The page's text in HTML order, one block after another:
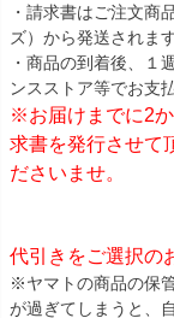
・請求書はご注文商
ズ）から発送されます
・商品の到着後、１
ンスストア等でお支
※お届けまでに2
求書を発行させて
ださいませ。
代引きをご選択の
※ヤマトの商品の保
が過ぎてしまうと、